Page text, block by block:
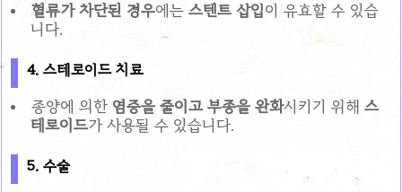
혈류가 차단된 경우에는 스텐트 삽입이 유효할 수 있습
니다.
4. 스테로이드 치료
종양에 의한 염증을 줄이고 부종을 완화시키기 위해 스
테로이드가 사용될 수 있습니다.
5. 수술